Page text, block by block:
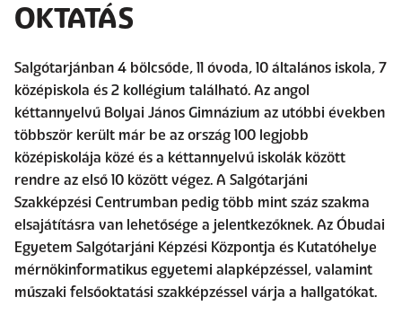
OKTATÁS
Salgótarjánban 4 bölcsőde, 11 óvoda, 10 általános iskola, 7
középiskola és 2 kollégium található. Az angol
kéttannyelvű Bolyai János Gimnázium az utóbbi években
többször került már be az ország 100 legjobb
középiskolája közé és a kéttannyelvű iskolák között
rendre az első 10 között végez. A Salgótarjáni
Szakképzési Centrumban pedig több mint száz szakma
elsajátításra van lehetősége a jelentkezőknek. Az Óbudai
Egyetem Salgótarjáni Képzési Központja és Kutatóhelye
mérnökinformatikus egyetemi alapképzéssel, valamint
műszaki felsőoktatási szakképzéssel várja a hallgatókat.